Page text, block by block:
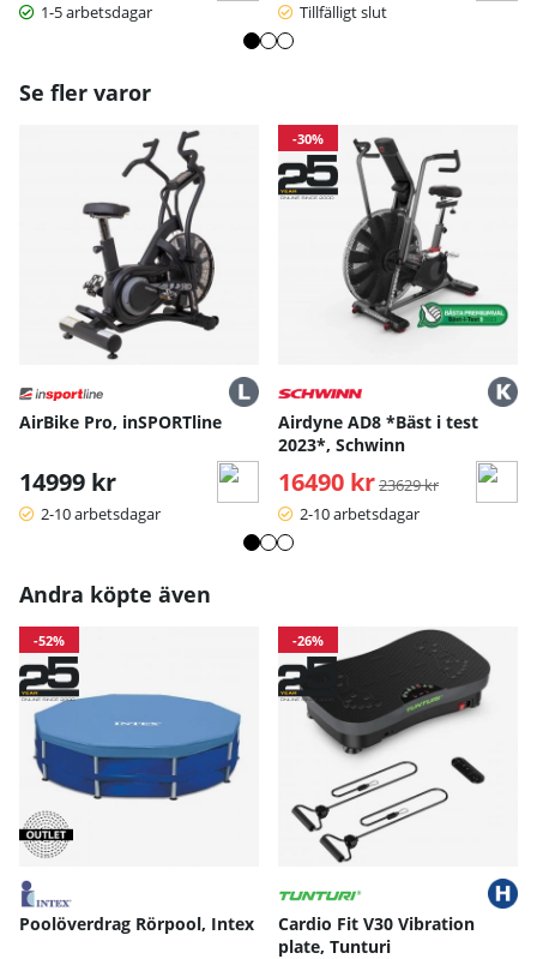
1-5 arbetsdagar
Tillfälligt slut
Se fler varor
AirBike Pro, inSPORTline
14999 kr
2-10 arbetsdagar
-30%
Airdyne AD8 *Bäst i test
2023*, Schwinn
16490 kr Ordinarie pris:
23629 kr
2-10 arbetsdagar
Andra köpte även
-52%
Poolöverdrag Rörpool, Intex
-26%
Cardio Fit V30 Vibration
plate, Tunturi